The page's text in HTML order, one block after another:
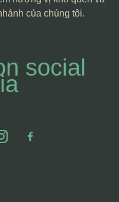
của chúng tôi.
social